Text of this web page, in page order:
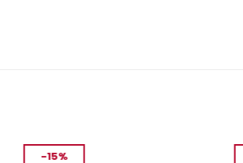
-15%